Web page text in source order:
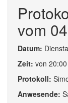
vom
Datum:
Zeit: von
Protokoll:
Anwesende: